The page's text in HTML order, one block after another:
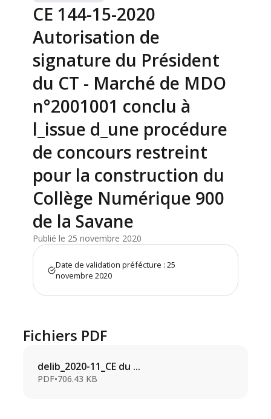
CE 144-15-2020
Autorisation de
signature du Président
du CT - Marché de MDO
n°2001001 conclu à
l_issue d_une procédure
de concours restreint
pour la construction du
Collège Numérique 900
de la Savane
Publié le 25 novembre 2020
Date de validation préfécture : 25
novembre 2020
Fichiers PDF
delib_2020-11_CE du ...
PDF•706.43 KB